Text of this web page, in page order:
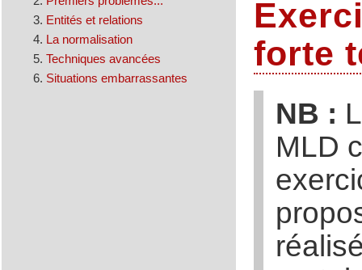
Entités et relations
La normalisation
Techniques avancées
Situations embarrassantes
forte
NB :
MLD